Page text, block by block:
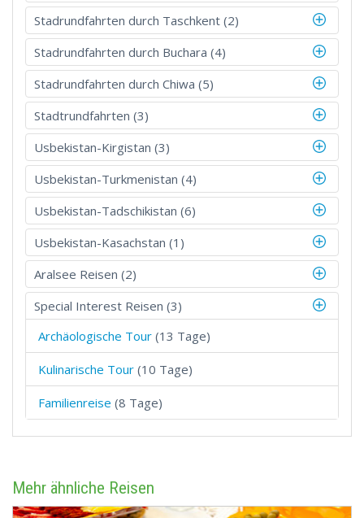
Stadrundfahrten durch Taschkent (2)
Stadrundfahrten durch Buchara (4)
Stadrundfahrten durch Chiwa (5)
Stadtrundfahrten (3)
Usbekistan-Kirgistan (3)
Usbekistan-Turkmenistan (4)
Usbekistan-Tadschikistan (6)
Usbekistan-Kasachstan (1)
Aralsee Reisen (2)
Special Interest Reisen (3)
Archäologische Tour (13 Tage)
Kulinarische Tour (10 Tage)
Familienreise (8 Tage)
Mehr ähnliche Reisen